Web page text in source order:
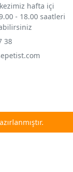
hafta içi
- 18.00 saatleri
38